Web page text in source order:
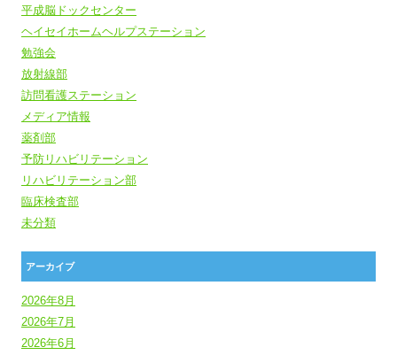
平成脳ドックセンター
ヘイセイホームヘルプステーション
勉強会
放射線部
訪問看護ステーション
メディア情報
薬剤部
予防リハビリテーション
リハビリテーション部
臨床検査部
未分類
アーカイブ
2026年8月
2026年7月
2026年6月